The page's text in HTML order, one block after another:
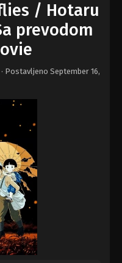
/ Hotaru
prevodom
· Postavljeno September 16,